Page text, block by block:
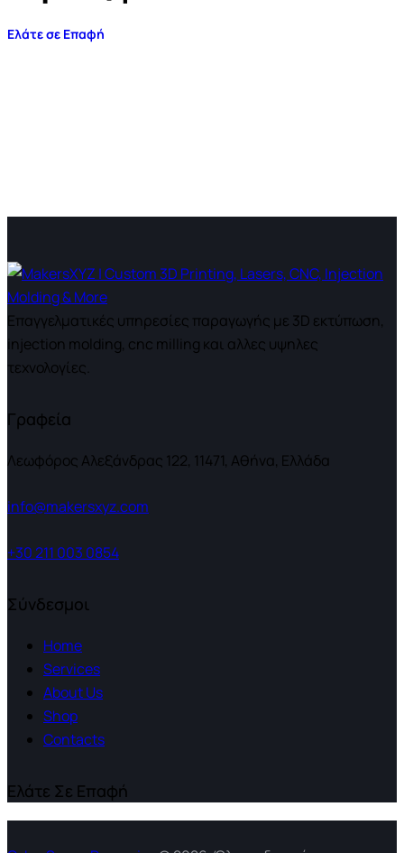
Ελάτε σε Επαφή
Επαγγελματικές υπηρεσίες παραγωγής με 3D εκτύπωση,
injection molding, cnc milling και αλλες υψηλες
τεχνολογίες.
Γραφεία
Λεωφόρος Αλεξάνδρας 122, 11471, Αθήνα, Ελλάδα
info@makersxyz.com
+30 211 003 0854
Σύνδεσμοι
Home
Services
About Us
Shop
Contacts
Ελάτε Σε Επαφή